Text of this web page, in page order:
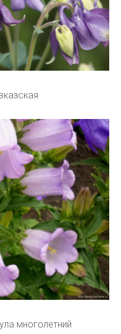
многолетний